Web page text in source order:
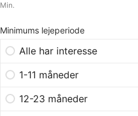
Min.
Minimums lejeperiode
Alle har interesse
1-11 måneder
12-23 måneder